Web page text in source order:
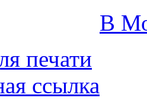
В
печати
ссылка